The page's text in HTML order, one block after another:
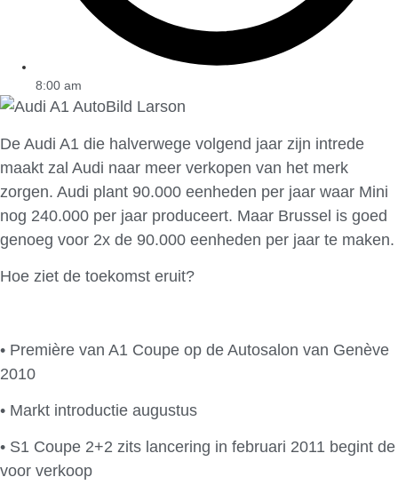
8:00 am
De Audi A1 die halverwege volgend jaar zijn intrede
maakt zal Audi naar meer verkopen van het merk
zorgen. Audi plant 90.000 eenheden per jaar waar Mini
nog 240.000 per jaar produceert. Maar Brussel is goed
genoeg voor 2x de 90.000 eenheden per jaar te maken.
Hoe ziet de toekomst eruit?
• Première van A1 Coupe op de Autosalon van Genève
2010
• Markt introductie augustus
• S1 Coupe 2+2 zits lancering in februari 2011 begint de
voor verkoop